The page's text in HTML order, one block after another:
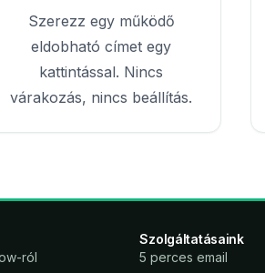
Szerezz egy működő
eldobható címet egy
kattintással. Nincs
várakozás, nincs beállítás.
ról
Szolgáltatásaink
5 perces email